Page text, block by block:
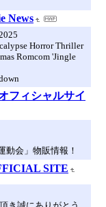
News
Horror Thriller
Romcom 'Jingle
フィシャルサイ
動会」物販情報！
SITE